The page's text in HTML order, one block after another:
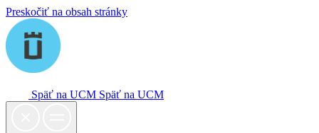
Preskočiť na obsah stránky
Späť na UCM Späť na UCM